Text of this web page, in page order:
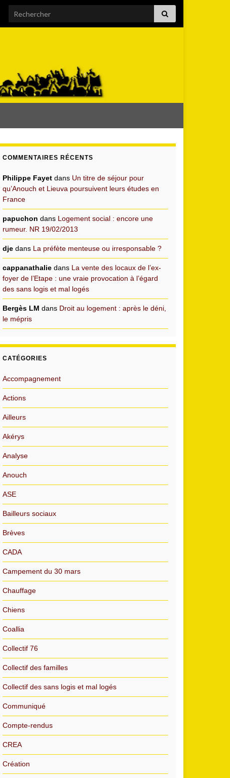
Search for:
COMMENTAIRES RÉCENTS
Philippe Fayet dans Un titre de séjour pour
qu’Anouch et Lieuva poursuivent leurs études en
France
papuchon dans Logement social : encore une
rumeur. NR 19/02/2013
dje dans La préfète menteuse ou irresponsable ?
cappanathalie dans La vente des locaux de l’ex-
foyer de l’Etape : une vraie provocation à l’égard
des sans logis et mal logés
Bergès LM dans Droit au logement : après le déni,
le mépris
CATÉGORIES
Accompagnement
Actions
Ailleurs
Akérys
Analyse
Anouch
ASE
Bailleurs sociaux
Brèves
CADA
Campement du 30 mars
Chauffage
Chiens
Coallia
Collectif 76
Collectif des familles
Collectif des sans logis et mal logés
Communiqué
Compte-rendus
CREA
Création